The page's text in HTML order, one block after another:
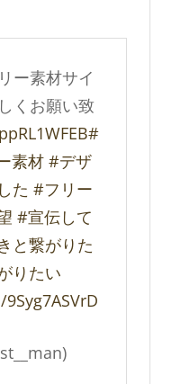
ー素材サイ
くお願い致
#
素材 #デザ
た #フリー
#宣伝して
と繋がりた
りたい